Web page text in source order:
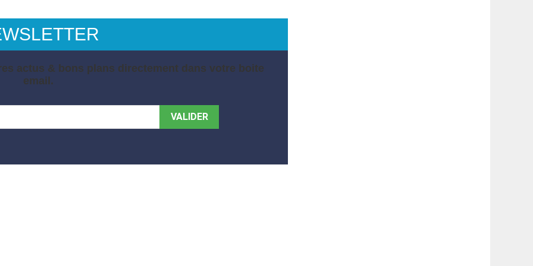
actus & bons plans directement dans votre boite
email.